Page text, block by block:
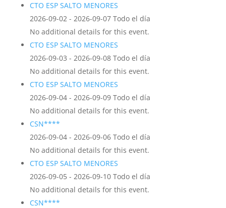
CTO ESP SALTO MENORES
2026-09-02 - 2026-09-07 Todo el día
No additional details for this event.
CTO ESP SALTO MENORES
2026-09-03 - 2026-09-08 Todo el día
No additional details for this event.
CTO ESP SALTO MENORES
2026-09-04 - 2026-09-09 Todo el día
No additional details for this event.
CSN****
2026-09-04 - 2026-09-06 Todo el día
No additional details for this event.
CTO ESP SALTO MENORES
2026-09-05 - 2026-09-10 Todo el día
No additional details for this event.
CSN****